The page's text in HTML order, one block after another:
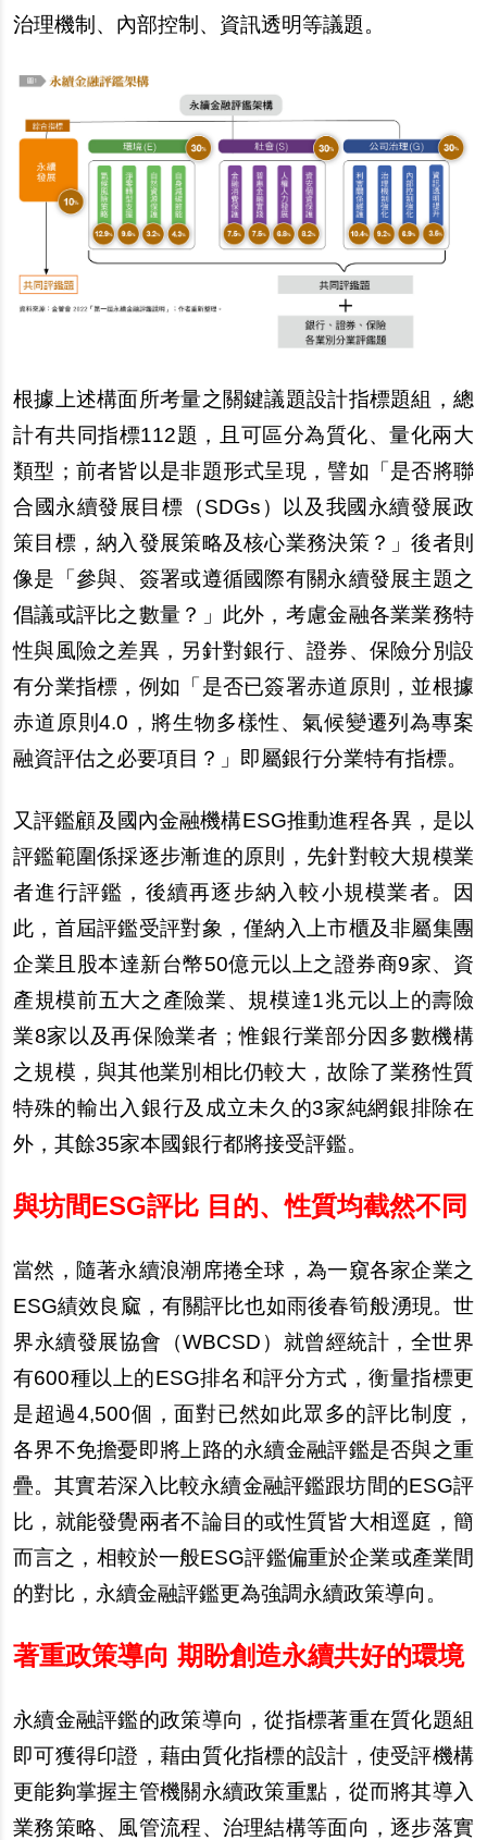
治理機制、內部控制、資訊透明等議題。
根據上述構面所考量之關鍵議題設計指標題組，總
計有共同指標112題，且可區分為質化、量化兩大
類型；前者皆以是非題形式呈現，譬如「是否將聯
合國永續發展目標（SDGs）以及我國永續發展政
策目標，納入發展策略及核心業務決策？」後者則
像是「參與、簽署或遵循國際有關永續發展主題之
倡議或評比之數量？」此外，考慮金融各業業務特
性與風險之差異，另針對銀行、證券、保險分別設
有分業指標，例如「是否已簽署赤道原則，並根據
赤道原則4.0，將生物多樣性、氣候變遷列為專案
融資評估之必要項目？」即屬銀行分業特有指標。
又評鑑顧及國內金融機構ESG推動進程各異，是以
評鑑範圍係採逐步漸進的原則，先針對較大規模業
者進行評鑑，後續再逐步納入較小規模業者。因
此，首屆評鑑受評對象，僅納入上市櫃及非屬集團
企業且股本達新台幣50億元以上之證券商9家、資
產規模前五大之產險業、規模達1兆元以上的壽險
業8家以及再保險業者；惟銀行業部分因多數機構
之規模，與其他業別相比仍較大，故除了業務性質
特殊的輸出入銀行及成立未久的3家純網銀排除在
外，其餘35家本國銀行都將接受評鑑。
與坊間ESG評比 目的、性質均截然不同
當然，隨著永續浪潮席捲全球，為一窺各家企業之
ESG績效良窳，有關評比也如雨後春筍般湧現。世
界永續發展協會（WBCSD）就曾經統計，全世界
有600種以上的ESG排名和評分方式，衡量指標更
是超過4,500個，面對已然如此眾多的評比制度，
各界不免擔憂即將上路的永續金融評鑑是否與之重
疊。其實若深入比較永續金融評鑑跟坊間的ESG評
比，就能發覺兩者不論目的或性質皆大相逕庭，簡
而言之，相較於一般ESG評鑑偏重於企業或產業間
的對比，永續金融評鑑更為強調永續政策導向。
著重政策導向 期盼創造永續共好的環境
永續金融評鑑的政策導向，從指標著重在質化題組
即可獲得印證，藉由質化指標的設計，使受評機構
更能夠掌握主管機關永續政策重點，從而將其導入
業務策略、風管流程、治理結構等面向，逐步落實